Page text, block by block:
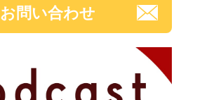
お問い合わせ